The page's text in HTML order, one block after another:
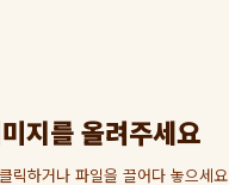
지를 올려주세요
릭하거나 파일을 끌어다 놓으세요